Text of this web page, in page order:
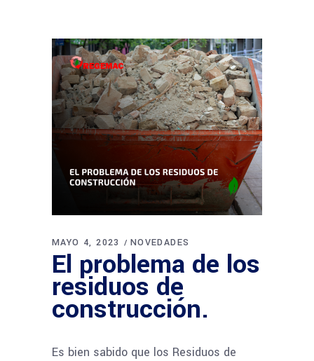
MAYO 4, 2023 NOVEDADES
El problema de los
residuos de
construcción.
Es bien sabido que los Residuos de